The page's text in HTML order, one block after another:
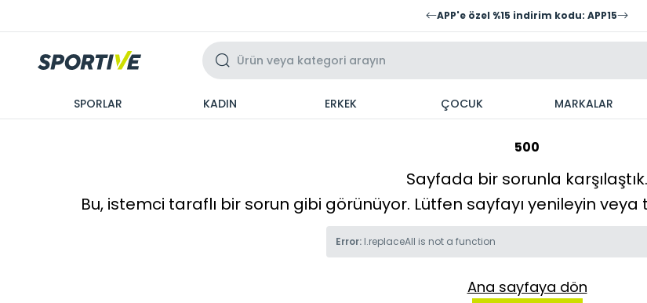
APP'e özel %15 indirim kodu: APP15
SPORLAR KADIN ERKEK ÇOCUK MARKALAR
500
Sayfada bir sorunla karşılaştık.
Bu, istemci taraflı bir sorun gibi görünüyor. Lütfen sayfayı yenileyin
Error: l.replaceAll is not a function
Ana sayfaya dön